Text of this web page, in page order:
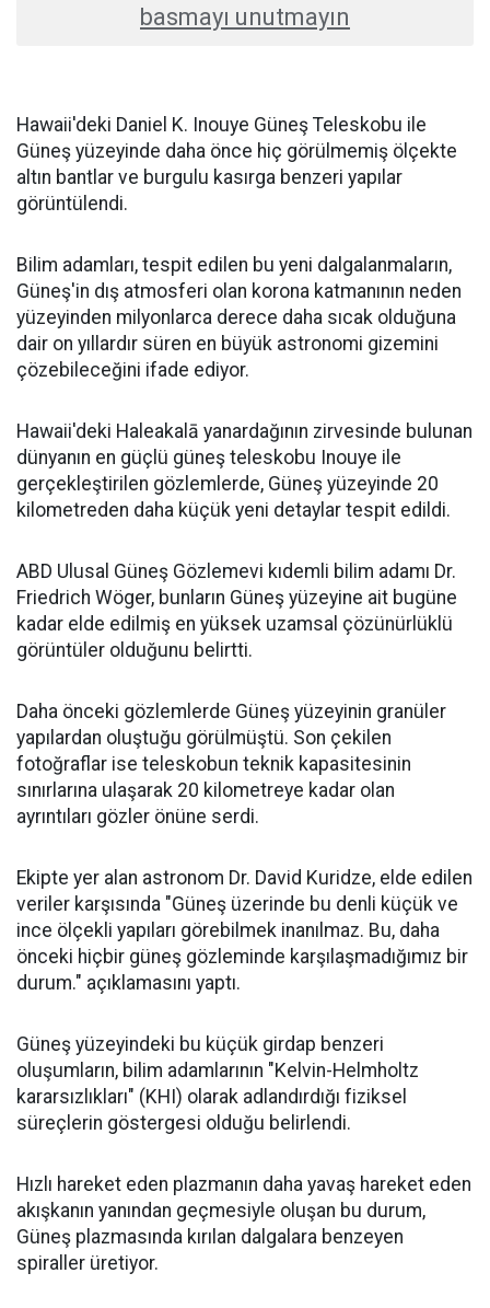
basmayı unutmayın
Hawaii'deki Daniel K. Inouye Güneş Teleskobu ile
Güneş yüzeyinde daha önce hiç görülmemiş ölçekte
altın bantlar ve burgulu kasırga benzeri yapılar
görüntülendi.
Bilim adamları, tespit edilen bu yeni dalgalanmaların,
Güneş'in dış atmosferi olan korona katmanının neden
yüzeyinden milyonlarca derece daha sıcak olduğuna
dair on yıllardır süren en büyük astronomi gizemini
çözebileceğini ifade ediyor.
Hawaii'deki Haleakalā yanardağının zirvesinde bulunan
dünyanın en güçlü güneş teleskobu Inouye ile
gerçekleştirilen gözlemlerde, Güneş yüzeyinde 20
kilometreden daha küçük yeni detaylar tespit edildi.
ABD Ulusal Güneş Gözlemevi kıdemli bilim adamı Dr.
Friedrich Wöger, bunların Güneş yüzeyine ait bugüne
kadar elde edilmiş en yüksek uzamsal çözünürlüklü
görüntüler olduğunu belirtti.
Daha önceki gözlemlerde Güneş yüzeyinin granüler
yapılardan oluştuğu görülmüştü. Son çekilen
fotoğraflar ise teleskobun teknik kapasitesinin
sınırlarına ulaşarak 20 kilometreye kadar olan
ayrıntıları gözler önüne serdi.
Ekipte yer alan astronom Dr. David Kuridze, elde edilen
veriler karşısında "Güneş üzerinde bu denli küçük ve
ince ölçekli yapıları görebilmek inanılmaz. Bu, daha
önceki hiçbir güneş gözleminde karşılaşmadığımız bir
durum." açıklamasını yaptı.
Güneş yüzeyindeki bu küçük girdap benzeri
oluşumların, bilim adamlarının "Kelvin-Helmholtz
kararsızlıkları" (KHI) olarak adlandırdığı fiziksel
süreçlerin göstergesi olduğu belirlendi.
Hızlı hareket eden plazmanın daha yavaş hareket eden
akışkanın yanından geçmesiyle oluşan bu durum,
Güneş plazmasında kırılan dalgalara benzeyen
spiraller üretiyor.